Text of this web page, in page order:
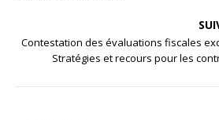
Contestation des évaluations fiscales
Stratégies et recours pour les